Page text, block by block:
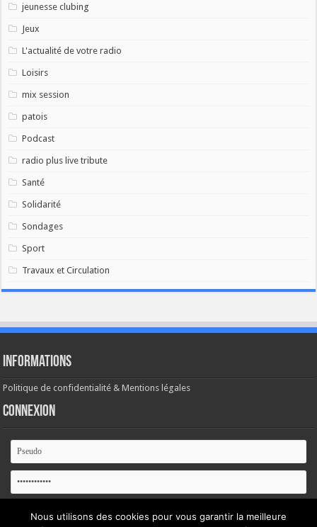
jeunesse clubing
Jeux
L'actualité de votre radio
Loisirs
mix session
patois
Podcast
radio plus live tribute
Santé
Solidarité
Sondages
Sport
Travaux et Circulation
Informations
Politique de confidentialité & Mentions légales
Connexion
Se souvenir de moi
Nous utilisons des cookies pour vous garantir la meilleure